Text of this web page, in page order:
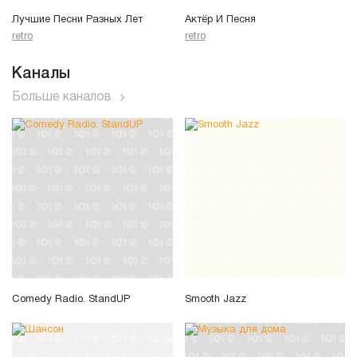
Лучшие Песни Разных Лет
retro
Актёр И Песня
retro
Каналы
Больше каналов
Comedy Radio. StandUP Smooth Jazz